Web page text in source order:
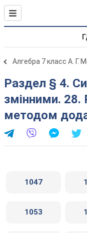
Алгебра 7 класс А. Г.
Раздел § 4. Системи лінійних рівнянь з двома
змінними. 28.
методом
1047
1053